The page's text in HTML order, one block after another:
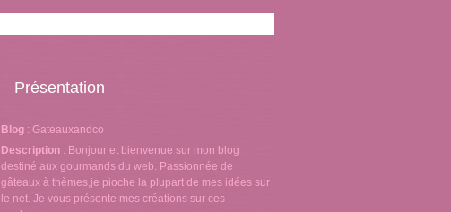
Présentation
Blog : Gateauxandco
Description : Bonjour et bienvenue sur mon blog
destiné aux gourmands du web. Passionnée de
gâteaux à thèmes,je pioche la plupart de mes idées sur
le net. Je vous présente mes créations sur ces